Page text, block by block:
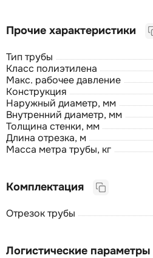
Прочие характеристики
Тип трубы
Класс полиэтилена
Макс. рабочее давление
Конструкция
Наружный диаметр, мм
Внутренний диаметр, мм
Толщина стенки, мм
Длина отрезка, м
Масса метра трубы, кг
Комплектация
Отрезок трубы
Логистические параметры